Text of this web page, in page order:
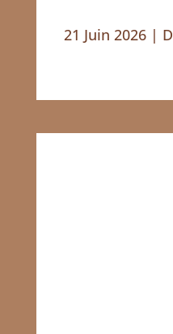
21 Juin 2026|